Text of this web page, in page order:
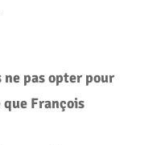
ne pas opter pour
François